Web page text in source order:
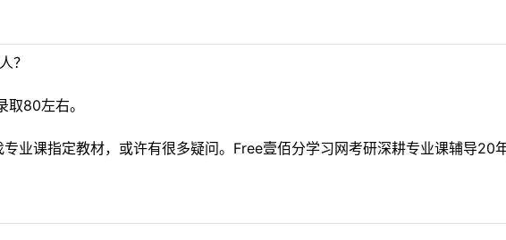
？
80左右。
业课指定教材，或许有很多疑问。Free壹佰分学习网考研深耕专业课辅导20